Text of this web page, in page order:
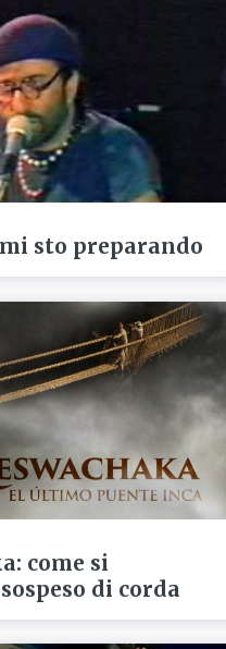
sto preparando
come si
di corda